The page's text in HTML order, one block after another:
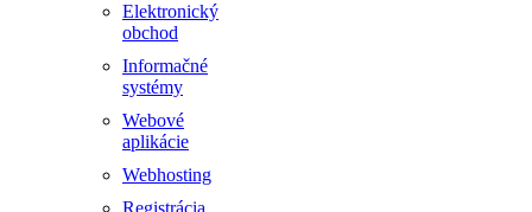
Elektronický
obchod
Informačné
systémy
Webové
aplikácie
Webhosting
Registrácia